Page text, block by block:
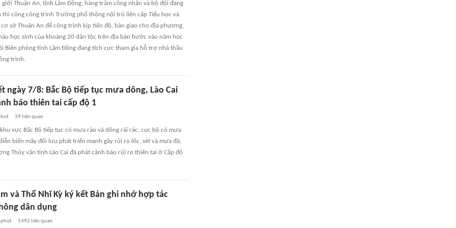
giới Thuận An, tỉnh Lâm Đồng, hàng trăm công nhân và bộ đội đang
thi công công trình Trường phổ thông nội trú liên cấp Tiểu học và
cơ sở Thuận An để công trình kịp tiến độ, bàn giao cho địa phương,
học sinh của khoảng 20 dân tộc trên địa bàn bước vào năm học
Biên phòng tỉnh Lâm Đồng đang tích cực tham gia hỗ trợ nhà thầu
trình.
ngày 7/8: Bắc Bộ tiếp tục mưa dông, Lào Cai
báo thiên tai cấp độ 1
39 liên quan
vực Bắc Bộ tiếp tục có mưa rào và dông rải rác, cục bộ có mưa
biến mây đối lưu phát triển mạnh gây rủi ro lốc, sét và mưa đá,
Thủy văn tỉnh Lào Cai đã phát cảnh báo rủi ro thiên tai ở Cấp độ
và Thổ Nhĩ Kỳ ký kết Bản ghi nhớ hợp tác
dân dụng
phút 1492 liên quan